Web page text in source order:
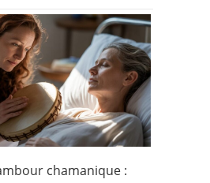
chamanique :